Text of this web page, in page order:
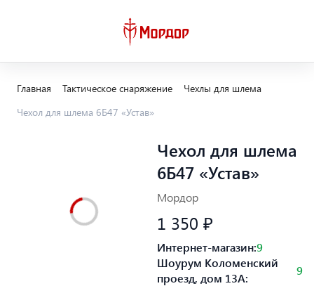
Главная Тактическое снаряжение
Чехлы для шлема
Чехол для шлема 6Б47 «Устав»
Чехол для шлема
6Б47 «Устав»
Мордор
1 350 ₽
Интернет-магазин:9
Шоурум Коломенский
проезд, дом 13А:
9